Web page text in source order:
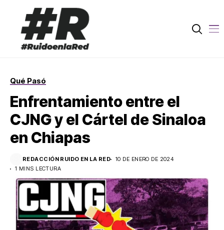
Qué Pasó
Enfrentamiento entre el
CJNG y el Cártel de Sinaloa
en Chiapas
REDACCIÓN RUIDO EN LA RED
10 DE ENERO DE 2024
1 MINS LECTURA